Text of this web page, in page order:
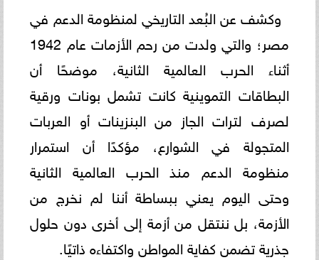
وكشف عن البُعد التاريخي لمنظومة الدعم في
مصر؛ والتي ولدت من رحم الأزمات عام 1942
أثناء الحرب العالمية الثانية، موضحًا أن
البطاقات التموينية كانت تشمل بونات ورقية
لصرف لترات الجاز من البنزينات أو العربات
المتجولة في الشوارع، مؤكدًا أن استمرار
منظومة الدعم منذ الحرب العالمية الثانية
وحتى اليوم يعني ببساطة أننا لم نخرج من
الأزمة، بل ننتقل من أزمة إلى أخرى دون حلول
جذرية تضمن كفاية المواطن واكتفاءه ذاتيًا.